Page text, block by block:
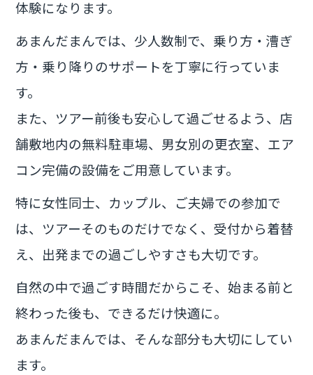
体験になります。
あまんだまんでは、少人数制で、乗り方・漕ぎ
方・乗り降りのサポートを丁寧に行っていま
す。
また、ツアー前後も安心して過ごせるよう、店
舗敷地内の無料駐車場、男女別の更衣室、エア
コン完備の設備をご用意しています。
特に女性同士、カップル、ご夫婦での参加で
は、ツアーそのものだけでなく、受付から着替
え、出発までの過ごしやすさも大切です。
自然の中で過ごす時間だからこそ、始まる前と
終わった後も、できるだけ快適に。
あまんだまんでは、そんな部分も大切にしてい
ます。